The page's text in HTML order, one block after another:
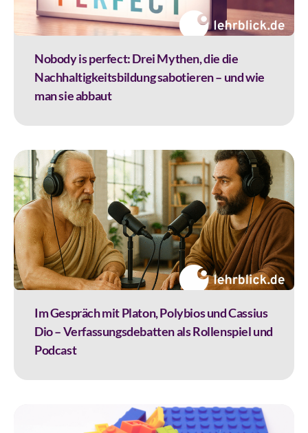
Nobody is perfect: Drei Mythen, die die
Nachhaltigkeitsbildung sabotieren – und wie
man sie abbaut
Im Gespräch mit Platon, Polybios und Cassius
Dio – Verfassungsdebatten als Rollenspiel und
Podcast